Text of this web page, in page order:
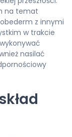
na temat
z innymi
w trakcie
nasilać